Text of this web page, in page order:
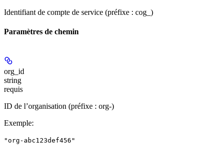
Identifiant de compte de service (préfixe : cog_)
Paramètres de chemin
org_id
string
requis
ID de l’organisation (préfixe : org-)
Exemple:
"org-abc123def456"